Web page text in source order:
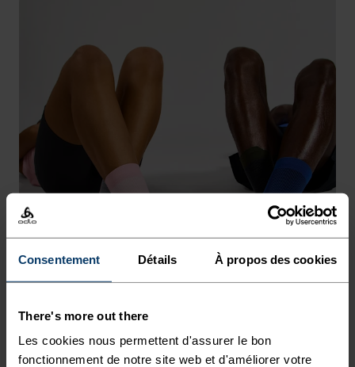
Consentement Détails À propos des cookies
There's more out there
Les cookies nous permettent d'assurer le bon
fonctionnement de notre site web et d'améliorer votre